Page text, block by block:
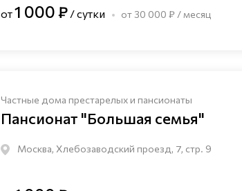
от1 000 ₽ / сутки от 30 000 ₽ / месяц
Частные дома престарелых и пансионаты
Пансионат "Большая семья"
Москва, Хлебозаводский проезд, 7, стр. 9